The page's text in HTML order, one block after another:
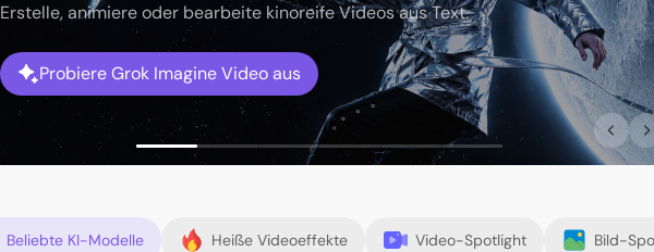
Erstelle, animiere oder bearbeite kinoreife Videos aus Text.
Probiere Grok Imagine Video aus
Beliebte KI-Modelle Heiße Videoeffekte Video-Spotlight Bild-